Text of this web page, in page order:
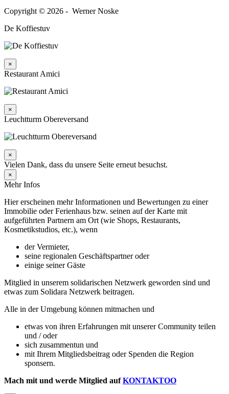
Copyright © 2026 - Werner Noske
De Koffiestuv
×
Restaurant Amici
×
Leuchtturm Obereversand
×
Vielen Dank, dass du unsere Seite erneut besuchst.
×
Mehr Infos
Hier erscheinen mehr Informationen und Bewertungen zu einer
Immobilie oder Ferienhaus bzw. seinen auf der Karte mit
aufgeführten Partnern am Ort (wie Shops, Restaurants,
Kosmetikstudios, etc.), wenn
der Vermieter,
seine regionalen Geschäftspartner oder
einige seiner Gäste
Mitglied in unserem solidarischen Netzwerk geworden sind und
etwas zum Solidara Netzwerk beitragen.
Alle in der Umgebung können mitmachen und
etwas von ihren Erfahrungen mit unserer Community teilen
und / oder
sich zusammentun und
mit Ihrem Mitgliedsbeitrag oder Spenden die Region
sponsern.
Mach mit und werde Mitglied aufKONTAKTOO